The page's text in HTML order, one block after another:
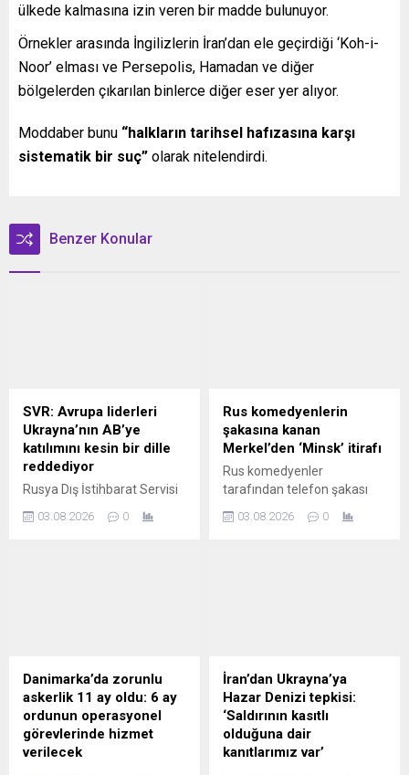
ülkede kalmasına izin veren bir madde bulunuyor.
Örnekler arasında İngilizlerin İran’dan ele geçirdiği ‘Koh-i-
Noor’ elması ve Persepolis, Hamadan ve diğer
bölgelerden çıkarılan binlerce diğer eser yer alıyor.
Moddaber bunu “halkların tarihsel hafızasına karşı
sistematik bir suç” olarak nitelendirdi.
Benzer Konular
SVR: Avrupa liderleri
Ukrayna’nın AB’ye
katılımını kesin bir dille
reddediyor
Rusya Dış İstihbarat Servisi
yönelik vaatlerinin bir
piyon olarak kullandığını
belirtti.
03.08.2026 0
Rus komedyenlerin
şakasına kanan
Merkel’den ‘Minsk’ itirafı
Rus komedyenler
tarafından telefon şakası
Poroşenko'yla konuştuğunu
03.08.2026 0
Danimarka’da zorunlu
askerlik 11 ay oldu: 6 ay
ordunun operasyonel
görevlerinde hizmet
verilecek
İran’dan Ukrayna’ya
Hazar Denizi tepkisi:
‘Saldırının kasıtlı
olduğuna dair
kanıtlarımız var’